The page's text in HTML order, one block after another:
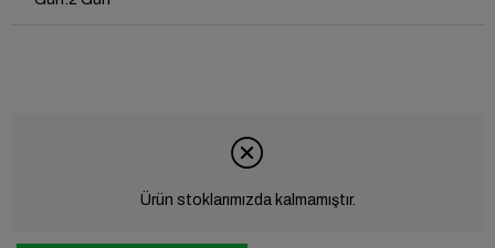
Ürün stoklarımızda kalmamıştır.